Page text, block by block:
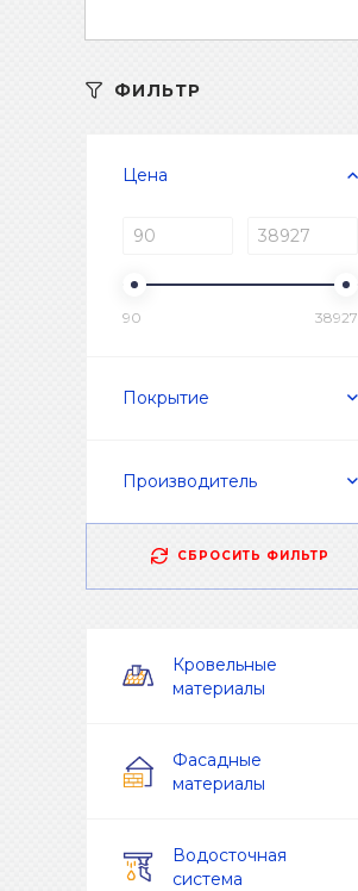
ФИЛЬТР
Цена
90 38927
Покрытие
Производитель
СБРОСИТЬ ФИЛЬТР
Кровельные
материалы
Фасадные
материалы
Водосточная
система